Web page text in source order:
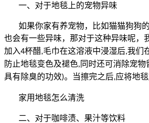
一、对于地毯上的宠物异味
如果你家有养宠物，比如猫猫狗狗
也会有一些异味，那对于这种异味呢，
加入4杯醋,毛巾在这溶液中浸湿后,我们
防止地毯变色及褪色, 同时还可消除宠物
具有除臭的功效)。当擦完之后,应将地
家用地毯怎么清洗
二、对于咖啡渍、果汁等饮料